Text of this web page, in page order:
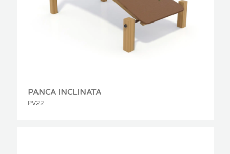
PANCA INCLINATA
PV22